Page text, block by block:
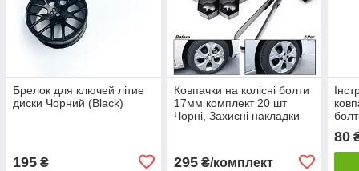
Брелок для ключей літие
диски Чорний (Black)
195 ₴
Ковпачки на колісні болти
17мм комплект 20 шт
Чорні, Захисні накладки
295₴/комплект
80